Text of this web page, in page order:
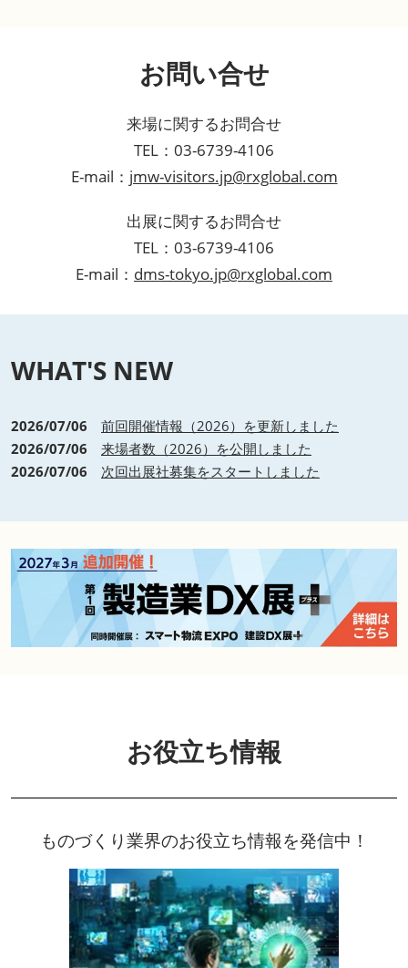
お問い合せ
来場に関するお問合せ
TEL：03-6739-4106
E-mail： jmw-visitors.jp@rxglobal.com
出展に関するお問合せ
TEL：03-6739-4106
E-mail： dms-tokyo.jp@rxglobal.com
WHAT'S NEW
2026/07/06 前回開催情報（2026）を更新しました
2026/07/06 来場者数（2026）を公開しました
2026/07/06
次回出展社募集をスタートしました
お役立ち情報
ものづくり業界のお役立ち情報を発信中！